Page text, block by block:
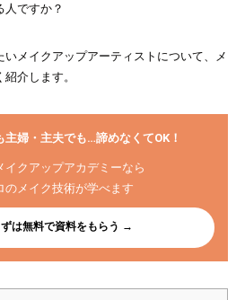
ですか？
いメイクアップアーティストについて、メ
介します。
婦・主夫でも…諦めなくてOK！
イクアップアカデミーなら
のメイク技術が学べます
ずは無料で資料をもらう →